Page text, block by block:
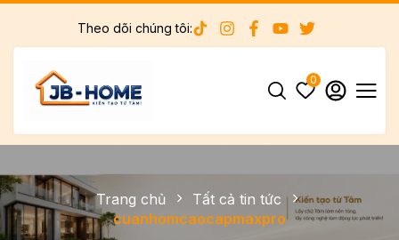
Theo dõi chúng tôi:
0
Trang chủ
Tất cả tin tức
cuanhomcaocapmaxpro